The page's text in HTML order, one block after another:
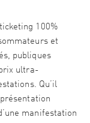
100%
et
publiques
ultra-
Qu’il
manifestation